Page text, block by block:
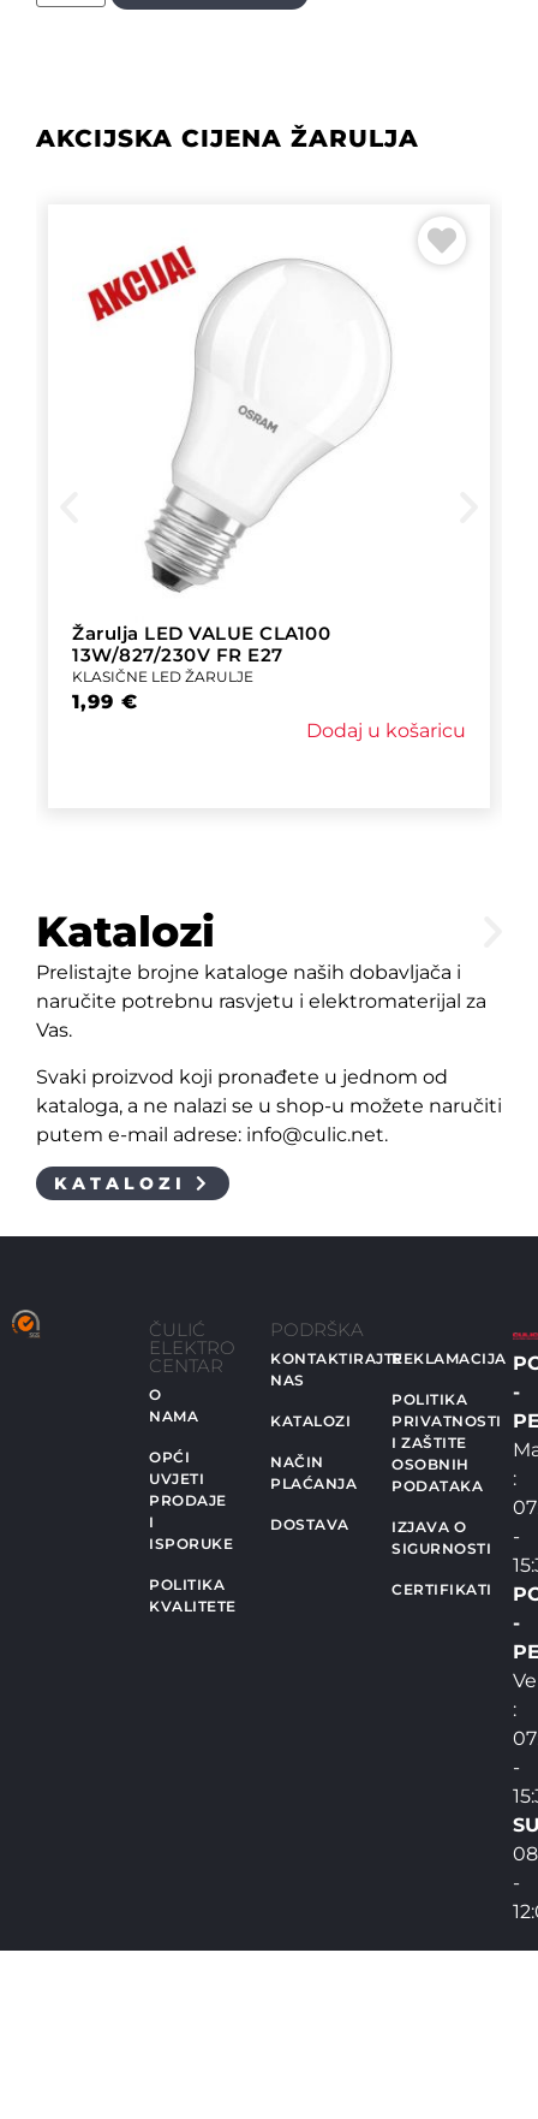
AKCIJSKA CIJENA ŽARULJA
Žarulja LED VALUE CLA100
13W/827/230V FR E27
KLASIČNE LED ŽARULJE
1,99 €
Dodaj u košaricu
Katalozi
Prelistajte brojne kataloge naših dobavljača i
naručite potrebnu rasvjetu i elektromaterijal za
Vas.
Svaki proizvod koji pronađete u jednom od
kataloga, a ne nalazi se u shop-u možete naručiti
putem e-mail adrese: info@culic.net.
KATALOZI
ČULIĆ
ELEKTRO
CENTAR
O
NAMA
OPĆI
UVJETI
PRODAJE
I
ISPORUKE
POLITIKA
KVALITETE
PODRŠKA
KONTAKTIRAJTE
NAS
KATALOZI
NAČIN
PLAĆANJA
DOSTAVA
REKLAMACIJA
POLITIKA
PRIVATNOSTI
I ZAŠTITE
OSOBNIH
PODATAKA
IZJAVA O
SIGURNOSTI
CERTIFIKATI
-
:
-
-
:
-
-